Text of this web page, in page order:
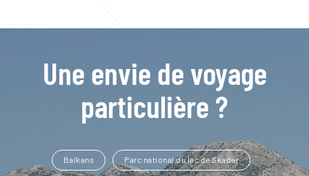
Une envie de voyage
particulière ?
Balkans Parc national du lac de Skadar